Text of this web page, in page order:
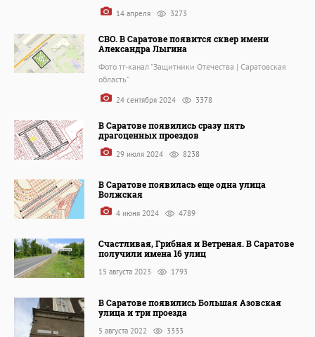
14 апреля 3273
СВО. В Саратове появится сквер имени
Александра Лыгина
Фото тг-канал "Защитники Отечества | Саратовская
область"
24 сентября 2024 3378
В Саратове появились сразу пять
драгоценных проездов
29 июля 2024 8238
В Саратове появилась еще одна улица
Волжская
4 июня 2024 4789
Счастливая, Грибная и Ветреная. В Саратове
получили имена 16 улиц
15 августа 2023 1793
В Саратове появились Большая Азовская
улица и три проезда
5 августа 2022 3333